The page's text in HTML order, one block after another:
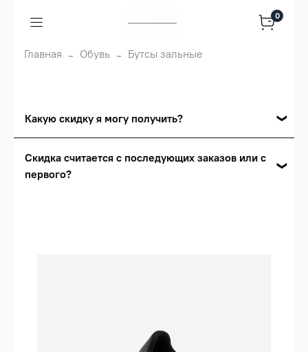
0
Главная Обувь Бутсы зальные
Какую скидку я могу получить?
Сумма скидки зависит от стоимости вашего
- сумма всех заказов за 6 месяцев
80.000 рублей
Скидка считается с последующих заказов или с
первого?